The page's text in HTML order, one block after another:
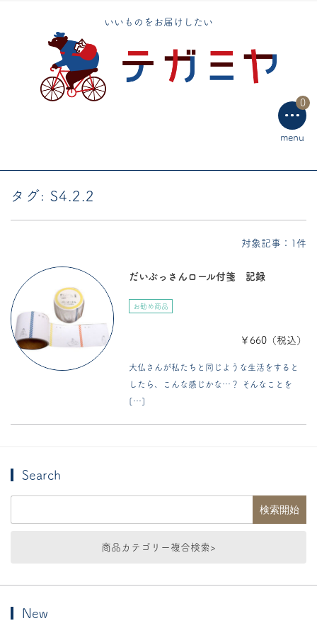
いいものをお届けしたい
0
エコバッグ
手芸用品
menu
タグ: S4.2.2
対象記事：1件
だいぶっさんロール付箋 記録
お勧め商品
￥660（税込）
大仏さんが私たちと同じような生活をすると
したら、こんな感じかな…？ そんなことを
[…]
Search
商品カテゴリー複合検索>
New